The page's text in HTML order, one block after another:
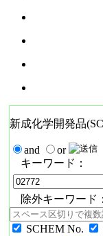
新成化学開発品
and
or
キーワード：
除外キーワード：
SCHEM No.